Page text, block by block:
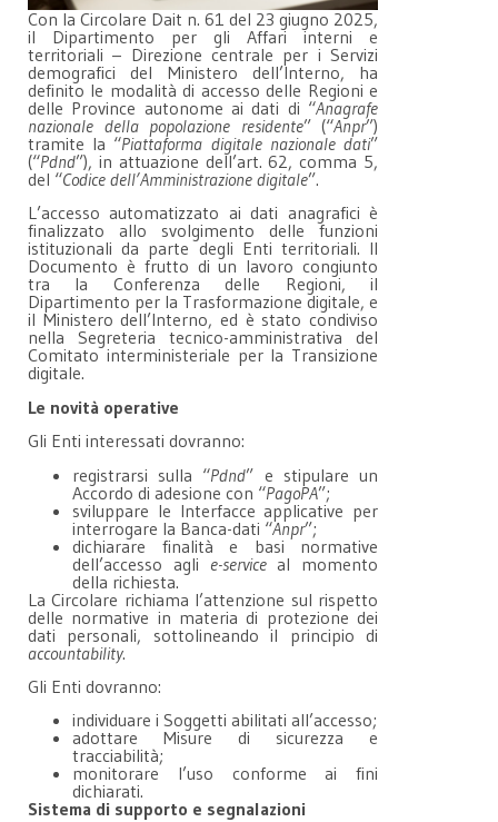
Con la Circolare Dait n. 61 del 23 giugno 2025,
il Dipartimento per gli Affari interni e
territoriali – Direzione centrale per i Servizi
demografici del Ministero dell’Interno, ha
definito le modalità di accesso delle Regioni e
delle Province autonome ai dati di “Anagrafe
nazionale della popolazione residente” (“Anpr”)
tramite la “Piattaforma digitale nazionale dati”
(“Pdnd”), in attuazione dell’art. 62, comma 5,
del “Codice dell’Amministrazione digitale”.
L’accesso automatizzato ai dati anagrafici è
finalizzato allo svolgimento delle funzioni
istituzionali da parte degli Enti territoriali. Il
Documento è frutto di un lavoro congiunto
tra la Conferenza delle Regioni, il
Dipartimento per la Trasformazione digitale, e
il Ministero dell’Interno, ed è stato condiviso
nella Segreteria tecnico-amministrativa del
Comitato interministeriale per la Transizione
digitale.
Le novità operative
Gli Enti interessati dovranno:
registrarsi sulla “Pdnd” e stipulare un
Accordo di adesione con “PagoPA”;
sviluppare le Interfacce applicative per
interrogare la Banca-dati “Anpr”;
dichiarare finalità e basi normative
dell’accesso agli e-serviceal momento
della richiesta.
La Circolare richiama l’attenzione sul rispetto
delle normative in materia di protezione dei
dati personali, sottolineando il principio di
accountability.
Gli Enti dovranno:
individuare i Soggetti abilitati all’accesso;
adottare Misure di sicurezza e
tracciabilità;
monitorare l’uso conforme ai fini
dichiarati.
Sistema di supporto e segnalazioni